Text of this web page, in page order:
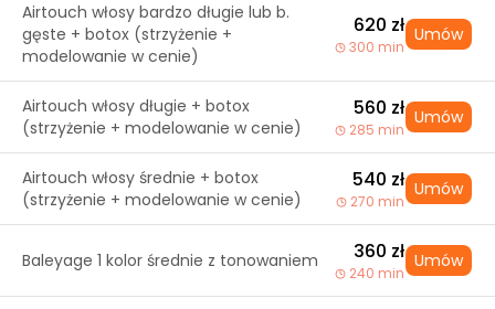
Airtouch włosy bardzo długie lub b.
gęste + botox (strzyżenie +
modelowanie w cenie)
620 zł
300 min
Umów
Airtouch włosy długie + botox
(strzyżenie + modelowanie w cenie)
560 zł
285 min
Umów
Airtouch włosy średnie + botox
(strzyżenie + modelowanie w cenie)
540 zł
270 min
Umów
Baleyage 1 kolor średnie z tonowaniem 360 zł
240 min
Umów